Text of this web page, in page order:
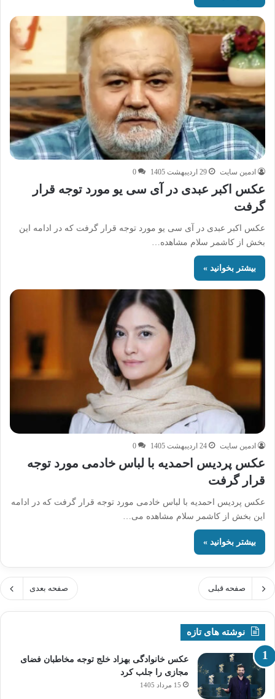
ادمین سایت 29 اردیبهشت 1405 0
عکس اکبر عبدی در آی‌ سی‌ یو مورد توجه قرار
گرفت
عکس اکبر عبدی در آی‌ سی‌ یو مورد توجه قرار گرفت که در ادامه این
بخش از کاشمر سلام مشاهده…
بیشتر بخوانید »
ادمین سایت 24 اردیبهشت 1405 0
عکس پردیس احمدیه با لباس خادمی مورد توجه
قرار گرفت
عکس پردیس احمدیه با لباس خادمی مورد توجه قرار گرفت که در ادامه
این بخش از کاشمر سلام مشاهده می…
بیشتر بخوانید »
صفحه قبلی صفحه بعدی
نوشته های تازه
عکس خانوادگی بهزاد خلج توجه مخاطبان فضای
مجازی را جلب کرد
15 مرداد 1405